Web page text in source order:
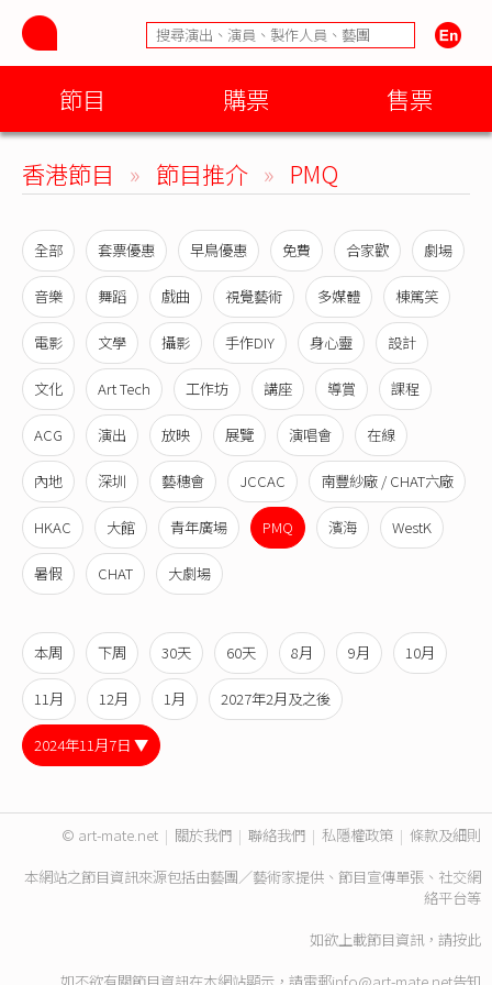
節目 購票 售票
香港節目 » 節目推介 » PMQ
全部 套票優惠 早鳥優惠 免費 合家歡 劇場
音樂 舞蹈 戲曲 視覺藝術 多媒體 棟篤笑
電影 文學 攝影 手作DIY 身心靈 設計
文化 Art Tech 工作坊 講座 導賞 課程
ACG 演出 放映 展覽 演唱會 在線
內地 深圳 藝穗會 JCCAC 南豐紗廠 / CHAT六廠
HKAC 大館 青年廣場 PMQ 濱海 WestK
暑假 CHAT 大劇場
本周 下周 30天 60天 8月 9月 10月
11月 12月 1月 2027年2月及之後
2024年11月7日 ▼
© art-mate.net | 關於我們 | 聯絡我們 | 私隱權政策 | 條款及細則
本網站之節目資訊來源包括由藝團／藝術家提供、節目宣傳單張、社交網
絡平台等
如欲上載節目資訊，請按此